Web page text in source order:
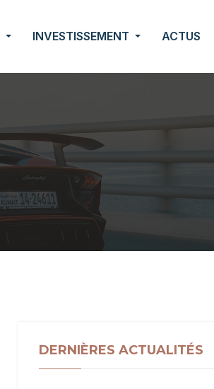
INVESTISSEMENT ACTUS
DERNIÈRES ACTUALITÉS